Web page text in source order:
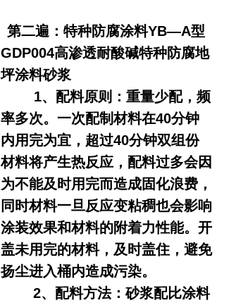
第二遍：特种防腐涂料YB—A型
GDP004高渗透耐酸碱特种防腐地
坪涂料砂浆
1、配料原则：重量少配，频
率多次。一次配制材料在40分钟
内用完为宜，超过40分钟双组份
材料将产生热反应，配料过多会因
为不能及时用完而造成固化浪费，
同时材料一旦反应变粘稠也会影响
涂装效果和材料的附着力性能。开
盖未用完的材料，及时盖住，避免
扬尘进入桶内造成污染。
2、配料方法：砂浆配比涂料